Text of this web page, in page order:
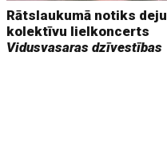
Rātslaukumā notiks deju
kolektīvu lielkoncerts
Vidusvasaras dzīvestības